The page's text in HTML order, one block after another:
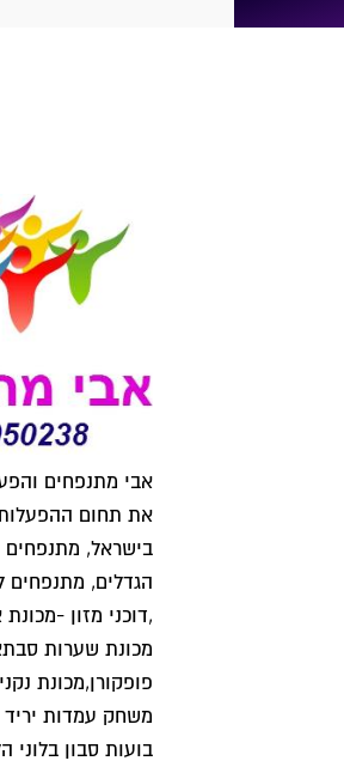
אבי מתנפחים
את תחום ההפעלות
בישראל, מתנפחים
הגדלים,
,דוכני מזון -
מכונת שערות
פופקורן,מכונת
משחק עמדות
בועות סבון בלוני